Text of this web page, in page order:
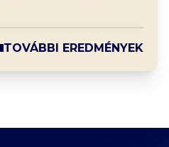
TOVÁBBI EREDMÉNYEK